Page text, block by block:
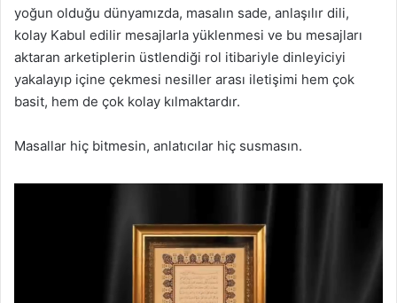
yoğun olduğu dünyamızda, masalın sade, anlaşılır dili,
kolay Kabul edilir mesajlarla yüklenmesi ve bu mesajları
aktaran arketiplerin üstlendiği rol itibariyle dinleyiciyi
yakalayıp içine çekmesi nesiller arası iletişimi hem çok
basit, hem de çok kolay kılmaktardır.
Masallar hiç bitmesin, anlatıcılar hiç susmasın.